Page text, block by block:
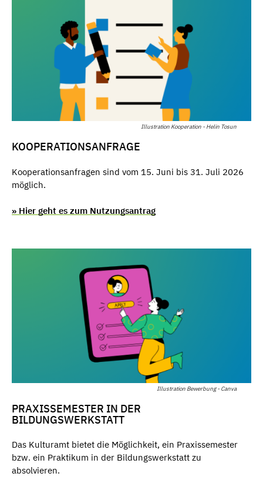
Illustration Kooperation - Helin Tosun
KOOPERATIONSANFRAGE
Kooperationsanfragen sind vom 15. Juni bis 31. Juli 2026
möglich.
» Hier geht es zum Nutzungsantrag
Illustration Bewerbung - Canva
PRAXISSEMESTER IN DER
BILDUNGSWERKSTATT
Das Kulturamt bietet die Möglichkeit, ein Praxissemester
bzw. ein Praktikum in der Bildungswerkstatt zu
absolvieren.